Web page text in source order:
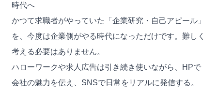
時代へ
かつて求職者がやっていた「企業研究・自己アピール」
を、今度は企業側がやる時代になっただけです。難しく
考える必要はありません。
ハローワークや求人広告は引き続き使いながら、HPで
会社の魅力を伝え、SNSで日常をリアルに発信する。